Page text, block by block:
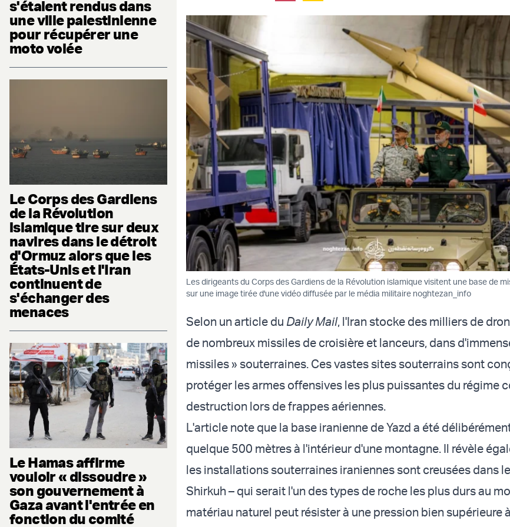
s'étaient rendus dans
une ville palestinienne
pour récupérer une
moto volée
Le Corps des Gardiens
de la Révolution
islamique tire sur deux
navires dans le détroit
d'Ormuz alors que les
États-Unis et l'Iran
continuent de
s'échanger des
menaces
Le Hamas affirme
vouloir « dissoudre »
son gouvernement à
Gaza avant l'entrée en
fonction du comité
Les dirigeants du Corps des Gardiens de la Révolution islamique visitent une base de
sur une image tirée d'une vidéo diffusée par le média militaire noghtezan_info
Selon un article du Daily Mail, l'Iran stocke des milliers de
de nombreux missiles de croisière et lanceurs, dans
missiles » souterraines. Ces vastes sites souterrains sont
protéger les armes offensives les plus puissantes du régime
destruction lors de frappes aériennes.
L'article note que la base iranienne de Yazd a été
quelque 500 mètres à l'intérieur d'une montagne. Il révèle
les installations souterraines iraniennes sont creusées dans
Shirkuh – qui serait l'un des types de roche les plus durs au
matériau naturel peut résister à une pression bien supérieure